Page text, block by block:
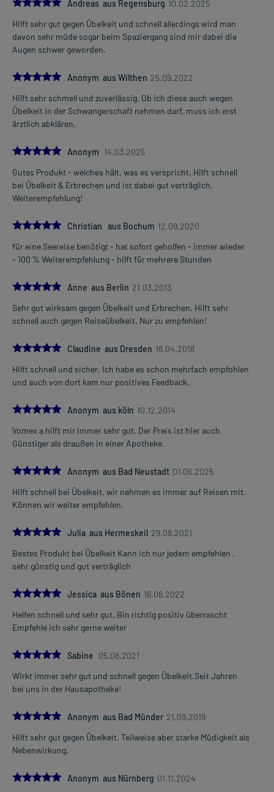
Andreas aus Regensburg 10.02.2025
Hilft sehr gut gegen Übelkeit und schnell allerdings wird man
davon sehr müde sogar beim Spaziergang sind mir dabei die
Augen schwer geworden.
5.0Anonym aus Wilthen 25.09.2022
Hilft sehr schmell und zuverlässig. Ob ich diese auch wegen
Übelkeit in der Schwangerschaft nehmen darf, muss ich erst
ärztlich abklären.
5.0Anonym 14.03.2025
Gutes Produkt - welches hält, was es verspricht. Hilft schnell
bei Übelkeit & Erbrechen und ist dabei gut verträglich.
Weiterempfehlung!
5.0
Christian aus Bochum 12.09.2020
für eine Seereise benötigt - hat sofort geholfen - immer wieder
- 100 % Weiterempfehlung - hilft für mehrere Stunden
5.0Anne aus Berlin 21.03.2013
Sehr gut wirksam gegen Übelkeit und Erbrechen. Hilft sehr
schnell auch gegen Reiseübelkeit. Nur zu empfehlen!
5.0
Claudine aus Dresden 18.04.2018
Hilft schnell und sicher. Ich habe es schon mehrfach empfohlen
und auch von dort kam nur positives Feedback.
5.0Anonym aus köln 10.12.2014
Vomex a hilft mir immer sehr gut. Der Preis ist hier auch
Günstiger als draußen in einer Apotheke.
5.0Anonym aus Bad Neustadt 01.06.2025
Hilft schnell bei Übelkeit, wir nehmen es immer auf Reisen mit.
Können wir weiter empfehlen.
5.0
Julia aus Hermeskeil 29.08.2021
Bestes Produkt bei Übelkeit Kann ich nur jedem empfehlen ,
sehr günstig und gut verträglich
5.0
Jessica aus Bönen 16.08.2022
Helfen schnell und sehr gut. Bin richtig positiv überrascht
Empfehle ich sehr gerne weiter
5.0
Sabine 05.08.2021
Wirkt immer sehr gut und schnell gegen Übelkeit.Seit Jahren
bei uns in der Hausapotheke!
5.0Anonym aus Bad Münder 21.09.2019
Hilft sehr gut gegen Übelkeit. Teilweise aber starke Müdigkeit als
Nebenwirkung.
5.0Anonym aus Nürnberg 01.11.2024